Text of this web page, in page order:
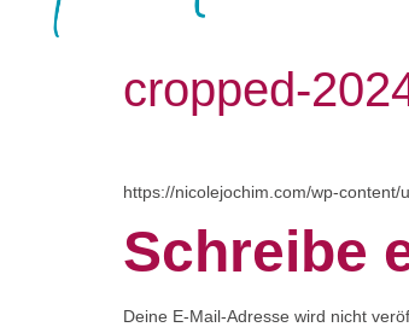
cropped-
https://nicolejochim.com/wp-
Schreibe
Deine E-Mail-Adresse wird nicht